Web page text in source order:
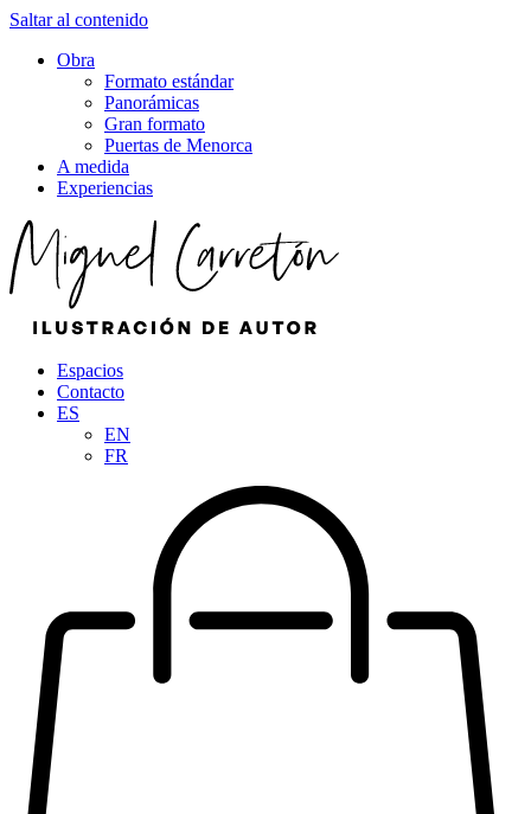
Saltar al contenido
Obra
Formato estándar
Panorámicas
Gran formato
Puertas de Menorca
A medida
Experiencias
Espacios
Contacto
ES
EN
FR